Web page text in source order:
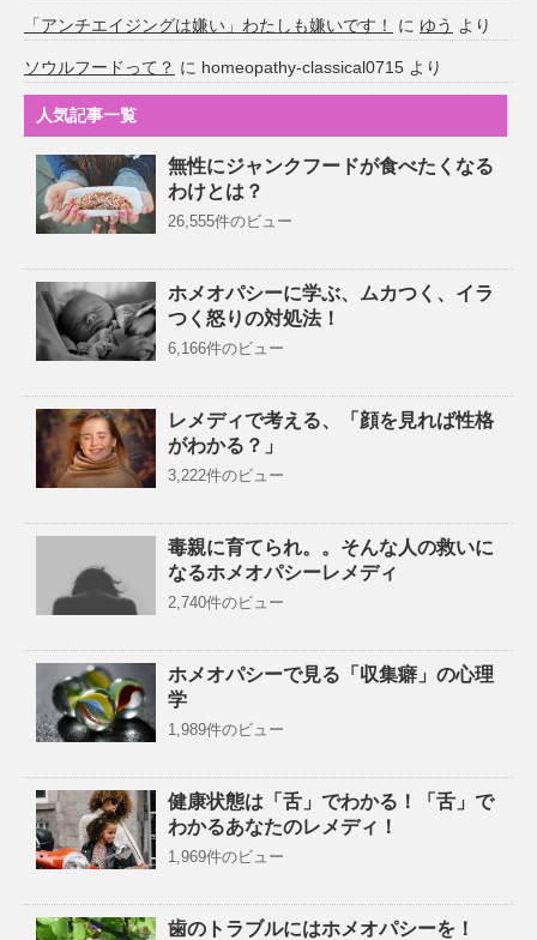
「アンチエイジングは嫌い」わたしも嫌いです！ に ゆう より
ソウルフードって？ に homeopathy-classical0715 より
人気記事一覧
無性にジャンクフードが食べたくなる
わけとは？
26,555件のビュー
ホメオパシーに学ぶ、ムカつく、イラ
つく怒りの対処法！
6,166件のビュー
レメディで考える、「顔を見れば性格
がわかる？」
3,222件のビュー
毒親に育てられ。。そんな人の救いに
なるホメオパシーレメディ
2,740件のビュー
ホメオパシーで見る「収集癖」の心理
学
1,989件のビュー
健康状態は「舌」でわかる！「舌」で
わかるあなたのレメディ！
1,969件のビュー
歯のトラブルにはホメオパシーを！